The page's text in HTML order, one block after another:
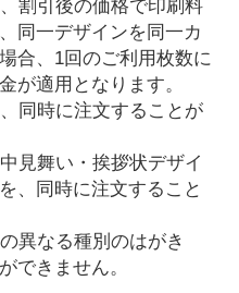
割引後の価格で印刷料
同一デザインを同一カ
合、1回のご利用枚数に
が適用となります。
同時に注文することが
見舞い・挨拶状デザイ
、同時に注文すること
異なる種別のはがき
できません。